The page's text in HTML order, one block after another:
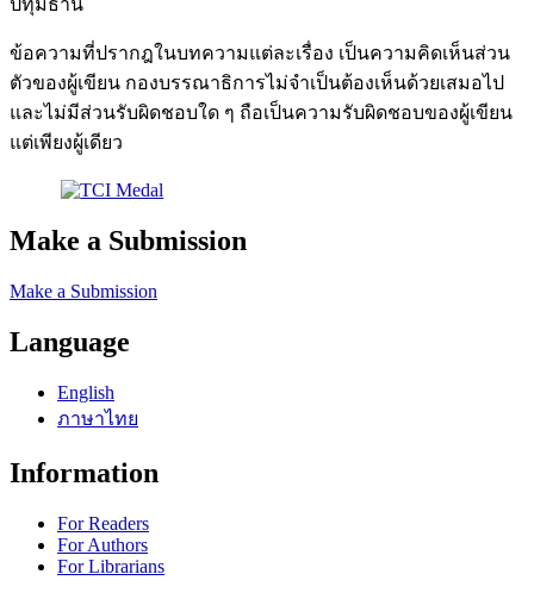
ปทุมธานี
ข้อความที่ปรากฎในบทความแต่ละเรื่อง เป็นความคิดเห็นส่วน
ตัวของผู้เขียน กองบรรณาธิการไม่จำเป็นต้องเห็นด้วยเสมอไป
และไม่มีส่วนรับผิดชอบใด ๆ ถือเป็นความรับผิดชอบของผู้เขียน
แต่เพียงผู้เดียว
Make a Submission
Make a Submission
Language
English
ภาษาไทย
Information
For Readers
For Authors
For Librarians